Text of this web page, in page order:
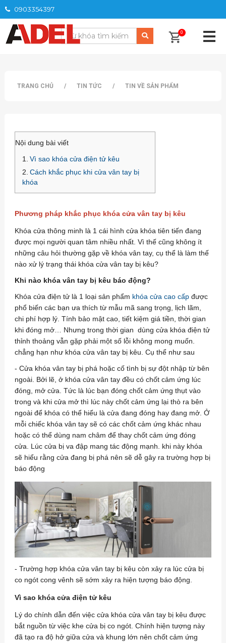
0903354397
0
TRANG CHỦ / TIN TỨC / TIN VỀ SẢN PHẨM
Nội dung bài viết
Vì sao khóa cửa điện tử kêu
Cách khắc phục khi cửa vân tay bị
khóa
Phương pháp khắc phục khóa cửa vân tay bị kêu
Khóa cửa thông minh là 1 cái hình cửa khóa tiên tiến đang
được mọi người quan tâm nhiều nhất. Vì thế cũng không ít
những câu hỏi thường gặp về khóa vân tay, cụ thể là làm thế
nào xử lý trạng thái khóa cửa vân tay bị kêu?
Khi nào khóa vân tay bị kêu báo động?
Khóa cửa điện tử là 1 loại sản phẩm khóa cửa cao cấpđược
phổ biến các bạn ưa thích từ mẫu mã sang trọng, lịch lãm,
chi phí hợp lý. Tính bảo mật cao, tiết kiệm giá tiền, thời gian
khi đóng mở… Nhưng trong thời gian dùng cửa khóa điện tử
thỉnh thoảng vẫn gặp phải một số lỗi không mong muốn.
chẳng hạn như khóa cửa vân tay bị kêu. Cụ thể như sau
- Cửa khóa vân tay bị phá hoặc cố tình bị sự đột nhập từ bên
ngoài. Bởi lẽ, ở khóa cửa vân tay đều có chốt cảm ứng lúc
đóng, mở cửa. Tức là lúc bạn đóng chốt cảm ứng thụt vào
trong và khi cửa mở thì lúc này chốt cảm ứng lại thò ra bên
ngoài để khóa có thể hiểu là cửa đang đóng hay đang mở. Ở
mỗi chiếc khóa vân tay sẽ có các chốt cảm ứng khác nhau
hoặc có thể dùng nam châm để thay chốt cảm ứng đóng
cửa. Lúc cửa bị va đập mang tác động mạnh. khi này khóa
sẽ hiểu rằng cửa đang bị phá nên sẽ dễ gây ra trường hợp bị
báo động
- Trường hợp khóa cửa vân tay bị kêu còn xảy ra lúc cửa bị
co ngót cong vênh sẽ sớm xảy ra hiện tượng báo động.
Vì sao khóa cửa điện tử kêu
Lý do chính dẫn đến việc cửa khóa cửa vân tay bị kêu được
bắt nguồn từ việc khe cửa bị co ngót. Chính hiện tượng này
đã tạo ra độ hở giữa cửa và khung lớn nên chốt cảm ứng